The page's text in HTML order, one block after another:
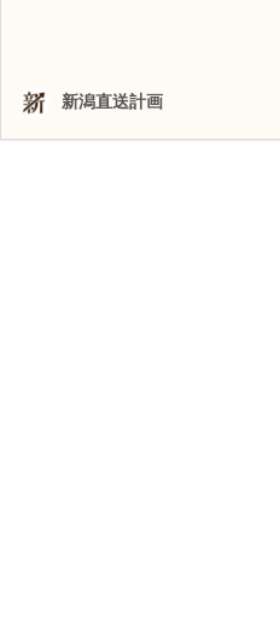
新潟直送計画